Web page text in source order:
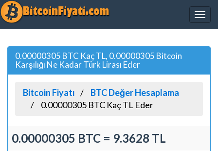
0.00000305 BTC Kaç TL, 0.00000305 Bitcoin
Karşılığı Ne Kadar Türk Lirası Eder
Bitcoin Fiyatı
BTC Değer Hesaplama
0.00000305 BTC Kaç TL Eder
0.00000305 BTC = 9.3628 TL